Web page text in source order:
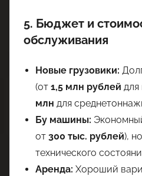
5. Бюджет и
обслуживания
Новые грузовики:
(от 1,5 млн рублей для
млн для
Бу машины:
от 300 тыс. рублей),
технического
Аренда: Хороший